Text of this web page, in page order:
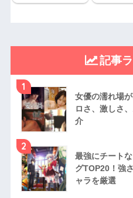
記事
1
女優の濡れ場
ロさ、激しさ
介
2
最強にチート
グTOP20！強
ャラを厳選